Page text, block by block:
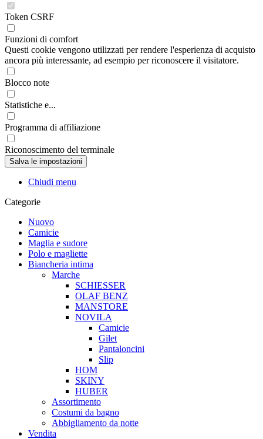
Token CSRF
Funzioni di comfort
Questi cookie vengono utilizzati per rendere l'esperienza di acquisto
ancora più interessante, ad esempio per riconoscere il visitatore.
Blocco note
Statistiche e...
Programma di affiliazione
Riconoscimento del terminale
Chiudi menu
Categorie
Nuovo
Camicie
Maglia e sudore
Polo e magliette
Biancheria intima
Marche
SCHIESSER
OLAF BENZ
MANSTORE
NOVILA
Camicie
Gilet
Pantaloncini
Slip
HOM
SKINY
HUBER
Assortimento
Costumi da bagno
Abbigliamento da notte
Vendita